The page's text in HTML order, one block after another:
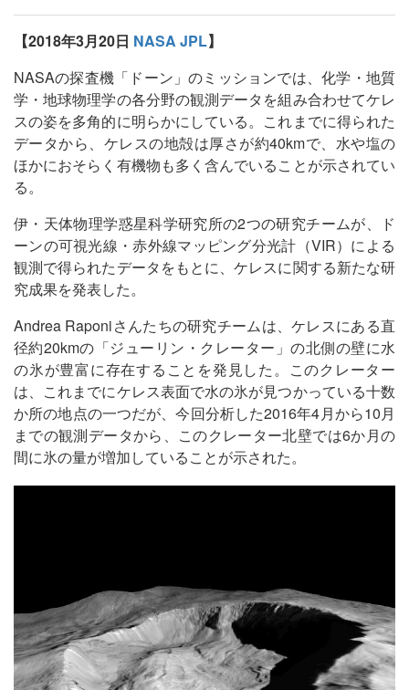
【2018年3月20日 NASA JPL】
NASAの探査機「ドーン」のミッションでは、化学・地質
学・地球物理学の各分野の観測データを組み合わせてケレ
スの姿を多角的に明らかにしている。これまでに得られた
データから、ケレスの地殻は厚さが約40kmで、水や塩の
ほかにおそらく有機物も多く含んでいることが示されてい
る。
伊・天体物理学惑星科学研究所の2つの研究チームが、ド
ーンの可視光線・赤外線マッピング分光計（VIR）による
観測で得られたデータをもとに、ケレスに関する新たな研
究成果を発表した。
Andrea Raponiさんたちの研究チームは、ケレスにある直
径約20kmの「ジューリン・クレーター」の北側の壁に水
の氷が豊富に存在することを発見した。このクレーター
は、これまでにケレス表面で水の氷が見つかっている十数
か所の地点の一つだが、今回分析した2016年4月から10月
までの観測データから、このクレーター北壁では6か月の
間に氷の量が増加していることが示された。